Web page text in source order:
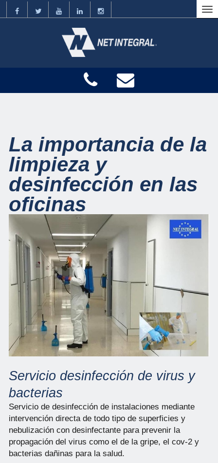
La importancia de la
limpieza y
desinfección en las
oficinas
Servicio desinfección de virus y
bacterias
Servicio de desinfección de instalaciones mediante
intervención directa de todo tipo de superficies y
nebulización con desinfectante para prevenir la
propagación del virus como el de la gripe, el cov-2 y
bacterias dañinas para la salud.